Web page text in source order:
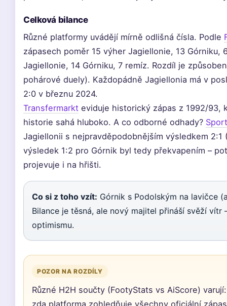
Celková bilance
Různé platformy uvádějí mírně odlišná čísla. Podle
zápasech poměr 15 výher Jagiellonie, 13 Górniku,
Jagiellonie, 14 Górniku, 7 remíz. Rozdíl je
pohárové duely). Každopádně Jagiellonia má v
2:0 v březnu 2024.
Transfermarkt eviduje historický zápas z 1992/93,
historie sahá hluboko. A co odborné odhady?
Jagiellonii s nejpravděpodobnějším výsledkem
výsledek 1:2 pro Górnik byl tedy překvapením –
projevuje i na hřišti.
Co si z toho vzít: Górnik s Podolským na lavičce
Bilance je těsná, ale nový majitel přináší svěží
optimismu.
POZOR NA ROZDÍLY
Různé H2H součty (FootyStats vs AiScore)
zda platforma zohledňuje všechny oficiální